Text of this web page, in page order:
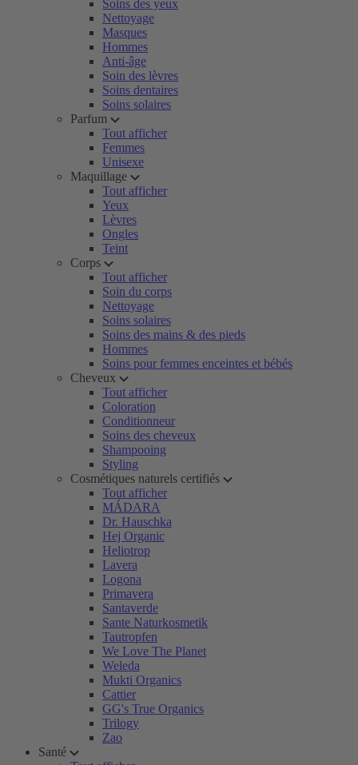
Soins des yeux
Nettoyage
Masques
Hommes
Anti-âge
Soin des lèvres
Soins dentaires
Soins solaires
Parfum
Tout afficher
Femmes
Unisexe
Maquillage
Tout afficher
Yeux
Lèvres
Ongles
Teint
Corps
Tout afficher
Soin du corps
Nettoyage
Soins solaires
Soins des mains & des pieds
Hommes
Soins pour femmes enceintes et bébés
Cheveux
Tout afficher
Coloration
Conditionneur
Soins des cheveux
Shampooing
Styling
Cosmétiques naturels certifiés
Tout afficher
MÁDARA
Dr. Hauschka
Hej Organic
Heliotrop
Lavera
Logona
Primavera
Santaverde
Sante Naturkosmetik
Tautropfen
We Love The Planet
Weleda
Mukti Organics
Cattier
GG's True Organics
Trilogy
Zao
Santé